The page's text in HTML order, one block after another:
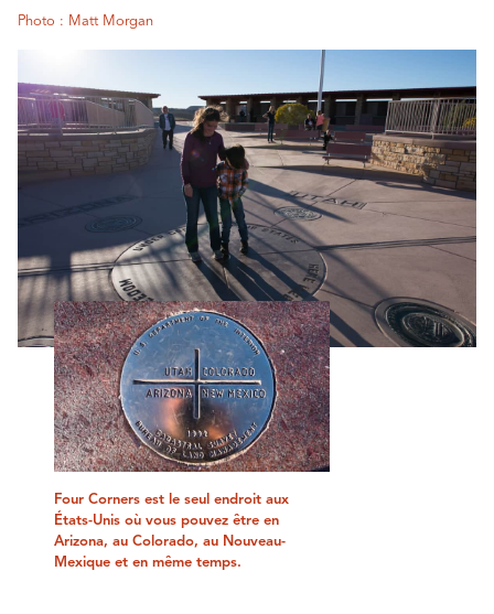
Four Corners est le seul endroit aux
États-Unis où vous pouvez être en
Arizona, au Colorado, au Nouveau-
Mexique et en même temps.
Photo : Matt Morgan